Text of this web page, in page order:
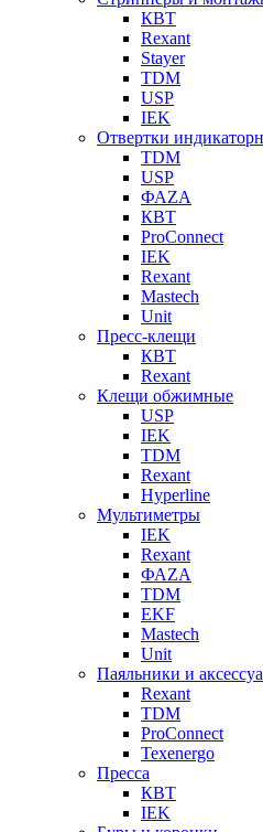
КВТ
Rexant
Stayer
TDM
USP
IEK
Отвертки
TDM
USP
ФАZА
КВТ
ProConnect
IEK
Rexant
Mastech
Unit
Пресс-клещи
КВТ
Rexant
Клещи обжимные
USP
IEK
TDM
Rexant
Hyperline
Мультиметры
IEK
Rexant
ФАZА
TDM
EKF
Mastech
Unit
Паяльники и
Rexant
TDM
ProConnect
Texenergo
Пресса
КВТ
IEK